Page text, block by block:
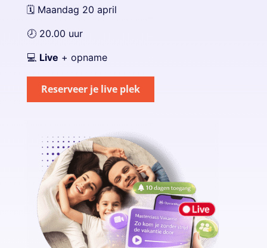
🗓️ Maandag 20 april
🕗 20.00 uur
💻 Live + opname
Reserveer je live plek